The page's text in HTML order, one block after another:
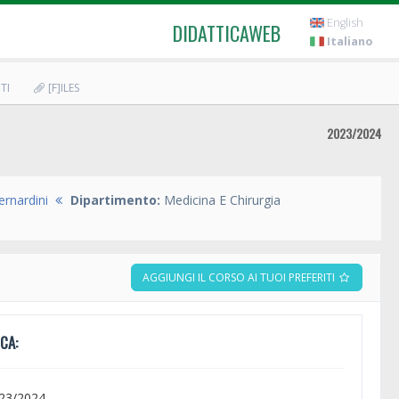
DIDATTICAWEB
English
Italiano
[F]ILES
2023/2024
Dipartimento: Medicina E Chirurgia
AGGIUNGI IL CORSO AI TUOI PREFERITI